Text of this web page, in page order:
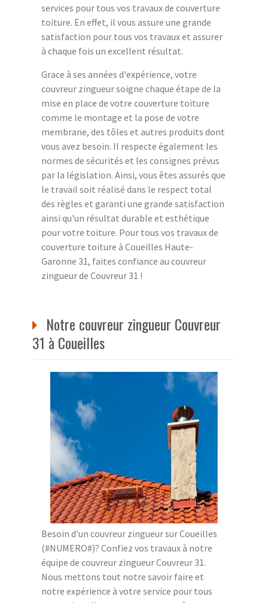
services pour tous vos travaux de couverture
toiture. En effet, il vous assure une grande
satisfaction pour tous vos travaux et assurer
à chaque fois un excellent résultat.
Grace à ses années d'expérience, votre
couvreur zingueur soigne chaque étape de la
mise en place de votre couverture toiture
comme le montage et la pose de votre
membrane, des tôles et autres produits dont
vous avez besoin. Il respecte également les
normes de sécurités et les consignes prévus
par la législation. Ainsi, vous êtes assurés que
le travail soit réalisé dans le respect total
des règles et garanti une grande satisfaction
ainsi qu'un résultat durable et esthétique
pour votre toiture. Pour tous vos travaux de
couverture toiture à Coueilles Haute-
Garonne 31, faites confiance au couvreur
zingueur de Couvreur 31 !
Notre couvreur zingueur Couvreur
31 à Coueilles
Besoin d'un couvreur zingueur sur Coueilles
(#NUMERO#)? Confiez vos travaux à notre
équipe de couvreur zingueur Couvreur 31.
Nous mettons tout notre savoir faire et
notre expérience à votre service pour tous